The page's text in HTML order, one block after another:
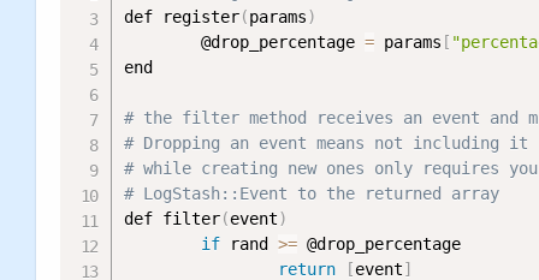
def register(params)
        @drop_percentage
= params [
end
# the filter method receives an event
# Dropping an event means not including
# while creating new ones only requires
# LogStash::Event to the returned array
def filter(event)
if rand >= @drop_percentage
return
[event]